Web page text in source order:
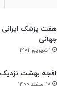
هفت پزشک ایرانی
جهانی
۱ شهریور ۱۴۰۱
افجه بهشت نزدیک
۱۰ اسفند ۱۴۰۰